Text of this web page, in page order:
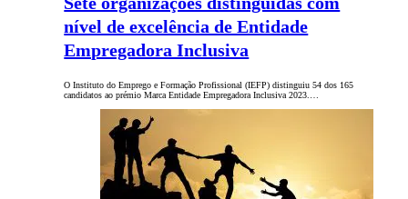
nível de excelência de Entidade
Empregadora Inclusiva
O Instituto do Emprego e Formação Profissional (IEFP) distinguiu 54 dos 165
candidatos ao prémio Marca Entidade Empregadora Inclusiva 2023.…